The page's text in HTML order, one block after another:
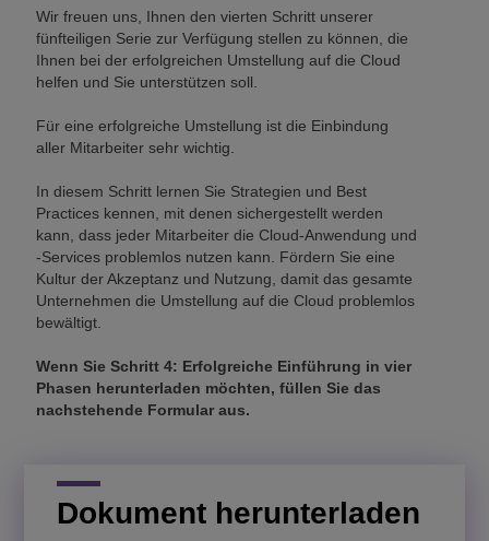
Wir freuen uns, Ihnen den vierten Schritt unserer
fünfteiligen Serie zur Verfügung stellen zu können, die
Ihnen bei der erfolgreichen Umstellung auf die Cloud
helfen und Sie unterstützen soll.
Für eine erfolgreiche Umstellung ist die Einbindung
aller Mitarbeiter sehr wichtig.
In diesem Schritt lernen Sie Strategien und Best
Practices kennen, mit denen sichergestellt werden
kann, dass jeder Mitarbeiter die Cloud-Anwendung und
-Services problemlos nutzen kann. Fördern Sie eine
Kultur der Akzeptanz und Nutzung, damit das gesamte
Unternehmen die Umstellung auf die Cloud problemlos
bewältigt.
Wenn Sie Schritt 4: Erfolgreiche Einführung in vier
Phasen herunterladen möchten, füllen Sie das
nachstehende Formular aus.
Dokument herunterladen